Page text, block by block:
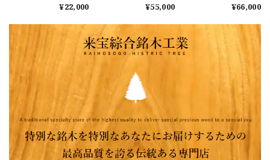
イニングテーブル
板 樟 くすのき
¥22,000
ンター ローテーブ
ル 天板 樟 くす
のき
¥55,000
ニングテーブル ロ
樟 くすのき
¥66,000